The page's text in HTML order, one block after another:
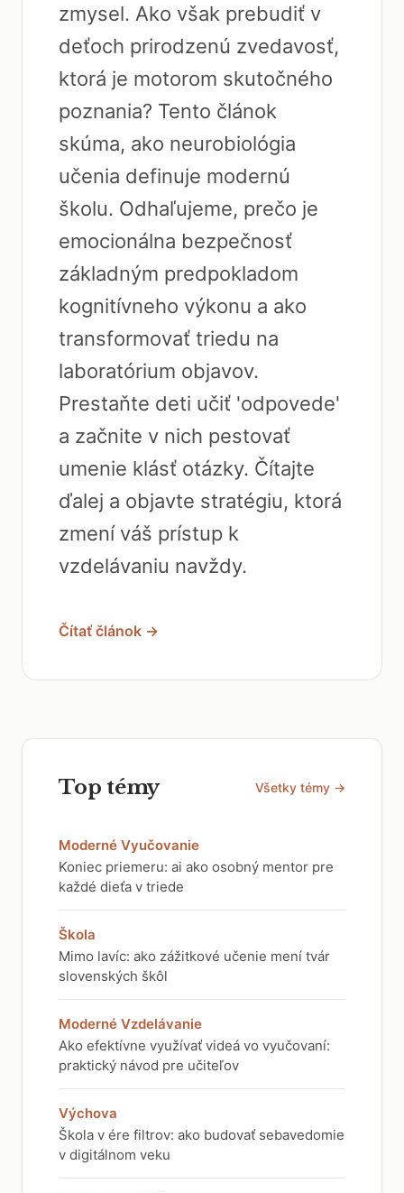
zmysel. Ako však prebudiť v
deťoch prirodzenú zvedavosť,
ktorá je motorom skutočného
poznania? Tento článok
skúma, ako neurobiológia
učenia definuje modernú
školu. Odhaľujeme, prečo je
emocionálna bezpečnosť
základným predpokladom
kognitívneho výkonu a ako
transformovať triedu na
laboratórium objavov.
Prestaňte deti učiť 'odpovede'
a začnite v nich pestovať
umenie klásť otázky. Čítajte
ďalej a objavte stratégiu, ktorá
zmení váš prístup k
vzdelávaniu navždy.
Čítať článok →
Top témy Všetky témy →
Moderné Vyučovanie
Koniec priemeru: ai ako osobný mentor pre
každé dieťa v triede
Škola
Mimo lavíc: ako zážitkové učenie mení tvár
slovenských škôl
Moderné Vzdelávanie
Ako efektívne využívať videá vo vyučovaní:
praktický návod pre učiteľov
Výchova
Škola v ére filtrov: ako budovať sebavedomie
v digitálnom veku